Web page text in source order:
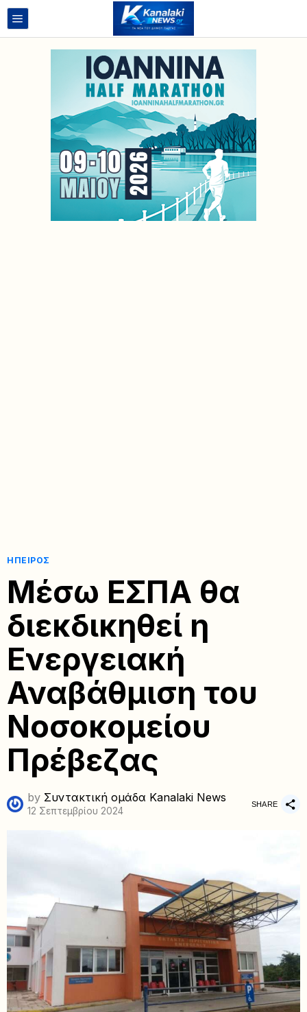
ΉΠΕΙΡΟΣ
Μέσω ΕΣΠΑ θα
διεκδικηθεί η
Ενεργειακή
Αναβάθμιση του
Νοσοκομείου
Πρέβεζας
by Συντακτική ομάδα Kanalaki News
12 Σεπτεμβρίου 2024
SHARE